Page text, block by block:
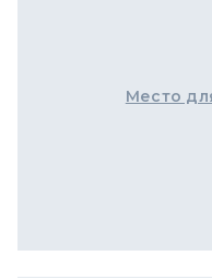
Место